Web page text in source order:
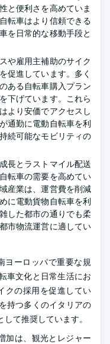
と便利さを高めていま
転車はより信頼できる
を日常的な移動手段と
や雇用主補助のサイク
促進しています。多く
ある自転車購入プラン
下げています。これら
より安価でアクセスし
通勤に電動自転車を利
続可能なモビリティの
長とラストマイル配送
転車の需要を高めてい
産業は、運営費を削減
に電動貨物自転車を利
した都市の通りでも柔
市物流運営に適してい
ヨーロッパで重要な規
車文化と日常生活にお
クの採用を促進してい
持つ多くのイタリアの
て推奨しています。
加は、観光とレジャー